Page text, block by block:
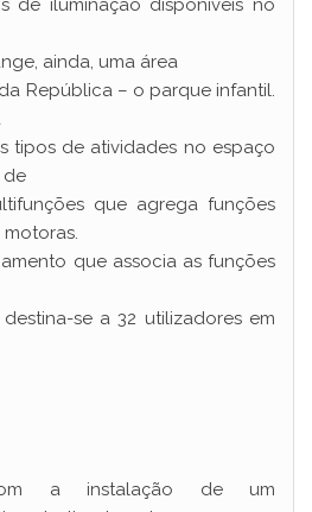
de iluminação disponíveis no
ainda, uma área
República – o parque infantil.
tipos de atividades no espaço
de
que agrega funções
que associa as funções
se a 32 utilizadores em
a instalação de um